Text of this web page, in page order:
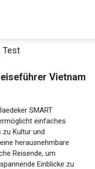
Test
Vietnam
SMART
einfaches
Kultur und
herausnehmbare
Reisende, um
Einblicke zu